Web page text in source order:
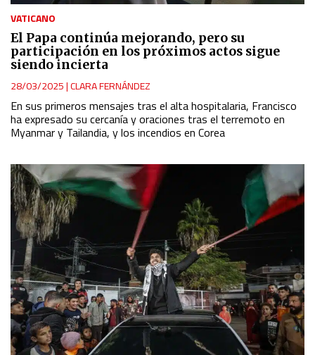
VATICANO
El Papa continúa mejorando, pero su
participación en los próximos actos sigue
siendo incierta
28/03/2025|CLARA FERNÁNDEZ
En sus primeros mensajes tras el alta hospitalaria, Francisco
ha expresado su cercanía y oraciones tras el terremoto en
Myanmar y Tailandia, y los incendios en Corea